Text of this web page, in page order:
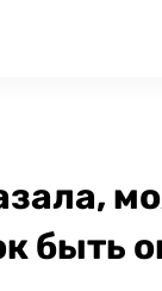
быть